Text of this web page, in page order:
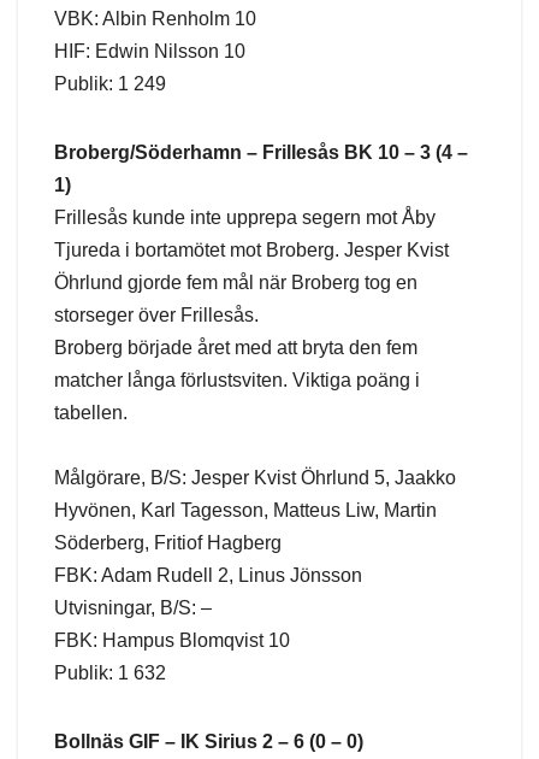
VBK: Albin Renholm 10
HIF: Edwin Nilsson 10
Publik: 1 249
Broberg/Söderhamn – Frillesås BK 10 – 3 (4 –
1)
Frillesås kunde inte upprepa segern mot Åby
Tjureda i bortamötet mot Broberg. Jesper Kvist
Öhrlund gjorde fem mål när Broberg tog en
storseger över Frillesås.
Broberg började året med att bryta den fem
matcher långa förlustsviten. Viktiga poäng i
tabellen.
Målgörare, B/S: Jesper Kvist Öhrlund 5, Jaakko
Hyvönen, Karl Tagesson, Matteus Liw, Martin
Söderberg, Fritiof Hagberg
FBK: Adam Rudell 2, Linus Jönsson
Utvisningar, B/S: –
FBK: Hampus Blomqvist 10
Publik: 1 632
Bollnäs GIF – IK Sirius 2 – 6 (0 – 0)